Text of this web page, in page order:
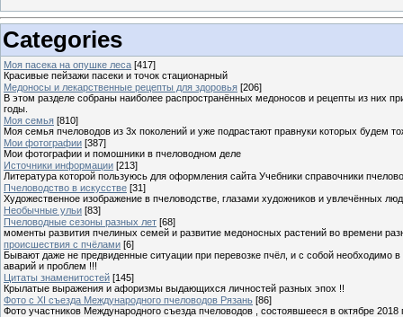
Categories
Моя пасека на опушке леса [417]
Красивые пейзажи пасеки и точок стационарный
Медоносы и лекарственные рецепты для здоровья [206]
В этом разделе собраны наиболее распространённых медоносов и рецепты из них
годы.
Моя семья [810]
Моя семья пчеловодов из 3х поколений и уже подрастают правнуки которых будем
Мои фотографии [387]
Мои фотографии и помошники в пчеловодном деле
Источники информации [213]
Литература которой пользуюсь для оформления сайта Учебники справочники
Пчеловодство в искусстве [31]
Художественное изображение в пчеловодстве, глазами художников и увлечённых
Необычные ульи [83]
Пчеловодные сезоны разных лет [68]
моменты развития пчелиных семей и развитие медоносных растений во времени
происшествия с пчёлами [6]
Бывают даже не предвиденные ситуации при перевозке пчёл, и с собой необходимо
аварий и проблем !!!
Цитаты знаменитостей [145]
Крылатые выражения и афоризмы выдающихся личностей разных эпох !!
Фото с XI съезда Международного пчеловодов Рязань [86]
Фото участников Международного съезда пчеловодов , состоявшееся в октябре 2018